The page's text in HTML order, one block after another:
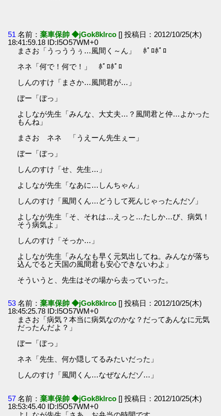
51 名前：棄車保帥 ◆jGok8klrco [] 投稿日：2012/10/25(木)
18:41:59.18 ID:I5O57WM+0
まさお「うっううぅ…風間く～ん」 ﾎﾟﾛﾎﾟﾛ
ネネ「何で！何で！」 ﾎﾟﾛﾎﾟﾛ
しんのすけ「まさか…風間君が…」
ぼー「ぼっ」
よしなが先生「みんな、大丈夫…？風間君と仲…よかった
もんね」
まさお ネネ 「うえーん先生ぇー」
ぼー「ぼっ」
しんのすけ「せ、先生…」
よしなが先生「なあに…しんちゃん」
しんのすけ「風間くん…どうして死んじゃったんだゾ」
よしなが先生「そ、それは…えっと…たしか…び、病気！
そう病気よ」
しんのすけ「そっか…」
よしなが先生「みんなも早く元気出してね。みんなが落ち
込んでると天国の風間君も安心できないわよ」
そういうと、先生はその場から去っていった。
53 名前：棄車保帥 ◆jGok8klrco [] 投稿日：2012/10/25(木)
18:45:25.78 ID:I5O57WM+0
まさお「病気？本当に病気なのかな？だってあんなに元気
だったんだよ？」
ぼー「ぼっ」
ネネ「先生、何か隠してるみたいだった」
しんのすけ「風間くん…なぜなんだゾ…」
57 名前：棄車保帥 ◆jGok8klrco [] 投稿日：2012/10/25(木)
18:53:45.40 ID:I5O57WM+0